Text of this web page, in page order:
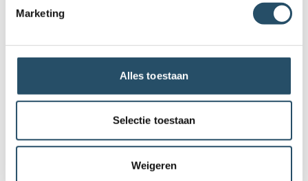
Marketing
Alles toestaan
Selectie toestaan
Weigeren
Eindresultaat met een
persoonlijke touch
Nadat we het ontwerp samen hebben vastgesteld,
nemen we het sieraad mee naar onze werkplaats voor
de aanpassingen. Is het sieraad klaar? Dan nodigen we
bekijken. Geniet ondertussen van een heerlijke kop
koffie, terwijl we zorgen dat elk detail klopt. Bij
Edelsmid Jet draait alles om persoonlijke aandacht en